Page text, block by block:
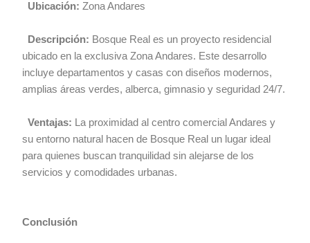
Ubicación: Zona Andares
Descripción: Bosque Real es un proyecto residencial
ubicado en la exclusiva Zona Andares. Este desarrollo
incluye departamentos y casas con diseños modernos,
amplias áreas verdes, alberca, gimnasio y seguridad 24/7.
Ventajas: La proximidad al centro comercial Andares y
su entorno natural hacen de Bosque Real un lugar ideal
para quienes buscan tranquilidad sin alejarse de los
servicios y comodidades urbanas.
Conclusión